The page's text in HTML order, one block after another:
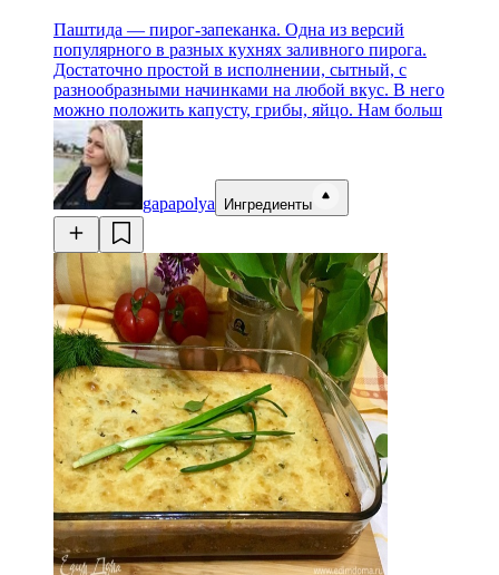
Паштида — пирог-запеканка. Одна из версий
популярного в разных кухнях заливного пирога.
Достаточно простой в исполнении, сытный, с
разнообразными начинками на любой вкус. В него
можно положить капусту, грибы, яйцо. Нам больш
gapapolya Ингредиенты